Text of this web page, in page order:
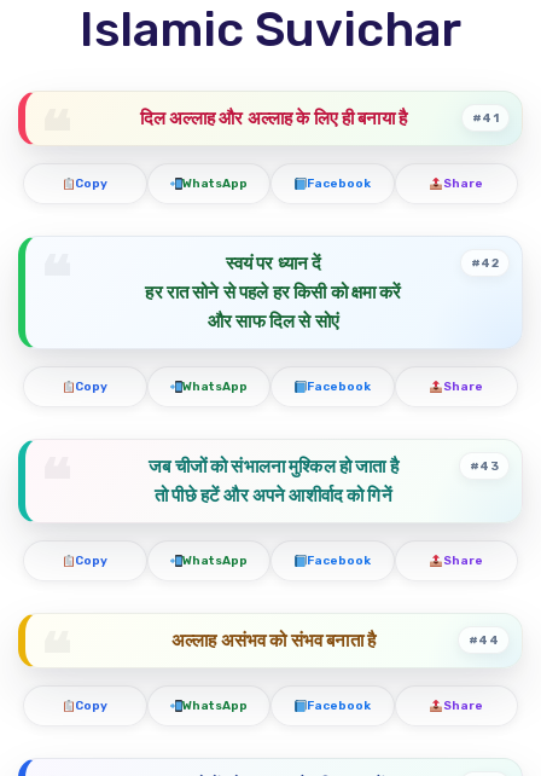
Islamic Suvichar
दिल अल्लाह और अल्लाह के लिए ही बनाया है #41
Copy WhatsApp Facebook Share
स्वयं पर ध्यान दें
हर रात सोने से पहले हर किसी को क्षमा करें
और साफ दिल से सोएं
#42
Copy WhatsApp Facebook Share
जब चीजों को संभालना मुश्किल हो जाता है
तो पीछे हटें और अपने आशीर्वाद को गिनें
#43
Copy WhatsApp Facebook Share
अल्लाह असंभव को संभव बनाता है #44
Copy WhatsApp Facebook Share